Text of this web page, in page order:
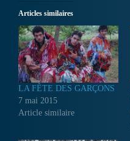
Articles similaires
LA FÊTE DES GARÇONS
7 mai 2015
Article similaire